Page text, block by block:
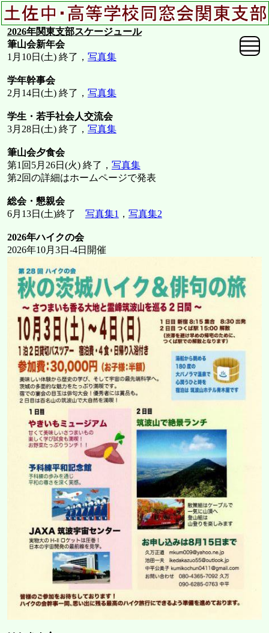
2026年関東支部スケージュール
筆山会新年会
1月10日(土) 終了， 写真集
学年幹事会
2月14日(土) 終了， 写真集
学生・若手社会人交流会
3月28日(土) 終了， 写真集
筆山会夕食会
第1回5月26日(火) 終了， 写真集
第2回の詳細はホームページで発表
総会・懇親会
6月13日(土)終了 写真集1 ， 写真集2
2026年ハイクの会
2026年10月3日-4日開催